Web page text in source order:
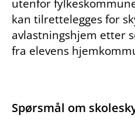
kan tilrettelegges for
avlastningshjem etter
fra elevens
Spørsmål om